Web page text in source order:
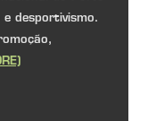
desportivismo.